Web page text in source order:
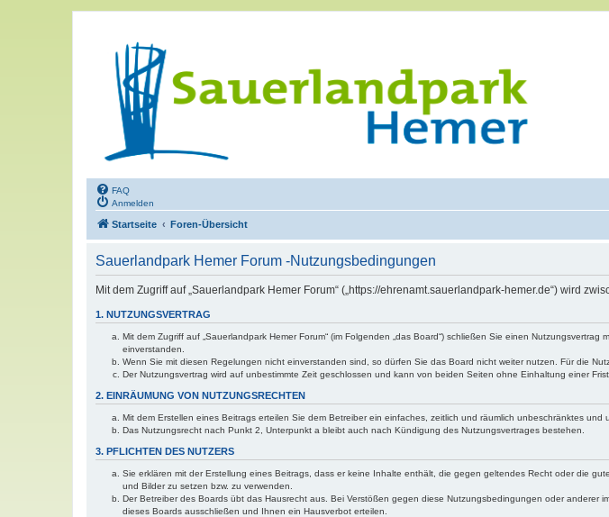
FAQ
Anmelden
Startseite Foren-Übersicht
Sauerlandpark Hemer Forum -Nutzungsbedingungen
Mit dem Zugriff auf „Sauerlandpark Hemer Forum“ („https://ehrenamt.sauerlandpark-hemer.de“) wird
1. NUTZUNGSVERTRAG
Mit dem Zugriff auf „Sauerlandpark Hemer Forum“ (im Folgenden „das Board“) schließen Sie einen
einverstanden.
Wenn Sie mit diesen Regelungen nicht einverstanden sind, so dürfen Sie das Board nicht weiter nutzen. Für die
Der Nutzungsvertrag wird auf unbestimmte Zeit geschlossen und kann von beiden Seiten ohne Einhaltung einer
2. EINRÄUMUNG VON NUTZUNGSRECHTEN
Mit dem Erstellen eines Beitrags erteilen Sie dem Betreiber ein einfaches, zeitlich und räumlich unbeschränktes
Das Nutzungsrecht nach Punkt 2, Unterpunkt a bleibt auch nach Kündigung des Nutzungsvertrages bestehen.
3. PFLICHTEN DES NUTZERS
Sie erklären mit der Erstellung eines Beitrags, dass er keine Inhalte enthält, die gegen geltendes Recht oder die
und Bilder zu setzen bzw. zu verwenden.
Der Betreiber des Boards übt das Hausrecht aus. Bei Verstößen gegen diese Nutzungsbedingungen oder
dieses Boards ausschließen und Ihnen ein Hausverbot erteilen.